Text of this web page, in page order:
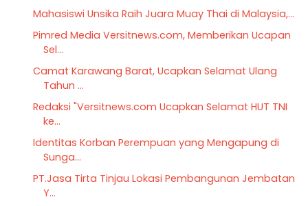
Mahasiswi Unsika Raih Juara Muay Thai di Malaysia,...
Pimred Media Versitnews.com, Memberikan Ucapan
Sel...
Camat Karawang Barat, Ucapkan Selamat Ulang
Tahun ...
Redaksi "Versitnews.com Ucapkan Selamat HUT TNI
ke...
Identitas Korban Perempuan yang Mengapung di
Sunga...
PT.Jasa Tirta Tinjau Lokasi Pembangunan Jembatan
Y...